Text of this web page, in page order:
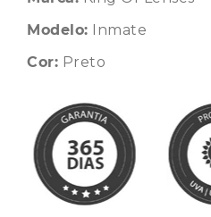
Modelo: Inmate
Cor: Preto